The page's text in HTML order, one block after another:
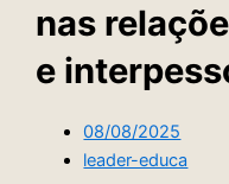
nas
e
08/08/2025
leader-educa